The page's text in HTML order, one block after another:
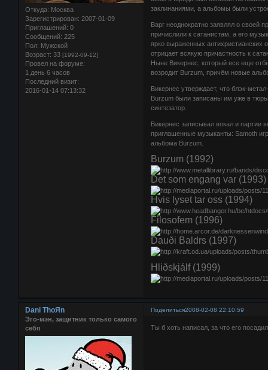
Откуда: Москва
Зарегистрирован: 2007-01-09
Приглашений: 0
Сообщений: 225
Пол: Мужской
Возраст: 33 [1992-09-12]
Провел на форуме:
1 день 6 часов
Последний визит:
2016-01-14 07:13:32
заклинаниями, а альбомы были
Варг неоднократно заявлял о своей
причислили к сатанистам, а его
ярко выраженных антихристианских
отрицает всякую причастность к
Ныне Викернес, который все еще
возродит Burzum, причём новые
Викернес утверждает, что блэк-
Burzum были записаны им уже в
синтезатор.
Викернес записывал вокал и партии
приглашенные музыканты: Samoth
альбома Burzum.
Burzum (1992)
Det som engang var (1993)
Hvis lyset tar oss (1994)
Filosofem (1996)
Dauði Baldrs (1997)
Hliðskjálf (1999)
Поделиться2008-02-08 22:10:59
Dani ThoЯn
Эго-мэн, защитник только самого
себя
Ты б хоть написал, за что его